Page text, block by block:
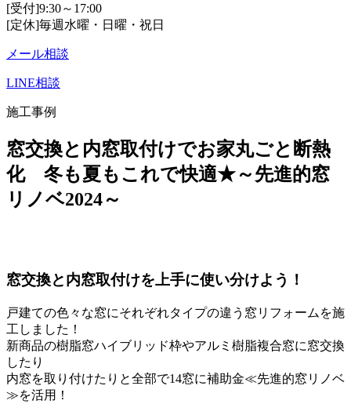
[受付]9:30～17:00
[定休]毎週水曜・日曜・祝日
メール相談
LINE相談
施工事例
窓交換と内窓取付けでお家丸ごと断熱
化 冬も夏もこれで快適★～先進的窓
リノベ2024～
窓交換と内窓取付けを上手に使い分けよう！
戸建ての色々な窓にそれぞれタイプの違う窓リフォームを施
工しました！
新商品の樹脂窓ハイブリッド枠やアルミ樹脂複合窓に窓交換
したり
内窓を取り付けたりと全部で14窓に補助金≪先進的窓リノベ
≫を活用！